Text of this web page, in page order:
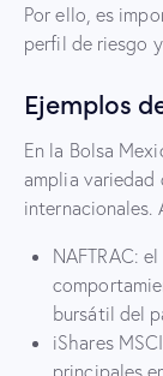
Por ello, es
perfil de riesgo
Ejemplos
En la Bolsa
amplia variedad
internacionales.
NAFTRAC:
bursátil del
iShares